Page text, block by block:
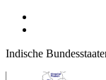
Indische